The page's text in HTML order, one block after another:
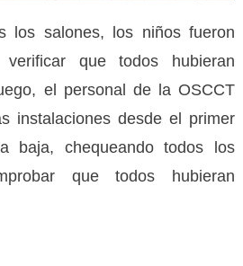
los salones, los niños fueron
verificar que todos hubieran
el personal de la OSCCT
instalaciones desde el primer
baja, chequeando todos los
que todos hubieran